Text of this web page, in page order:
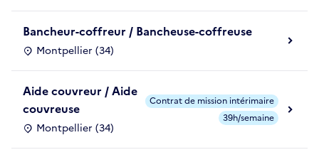
Bancheur-coffreur / Bancheuse-coffreuse
Montpellier (34)
Aide couvreur / Aide
couvreuse
Montpellier (34)
Contrat de mission intérimaire
39h/semaine